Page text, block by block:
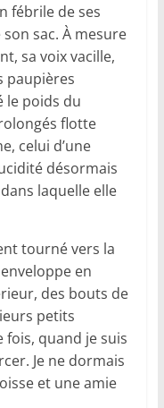
fébrile de ses
sac. À mesure
sa voix vacille,
paupières
le poids du
flotte
celui d’une
désormais
laquelle elle
tourné vers la
en
des bouts de
petits
fois, quand je suis
Je ne dormais
et une amie